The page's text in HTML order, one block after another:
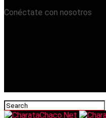
Conéctate con nosotros